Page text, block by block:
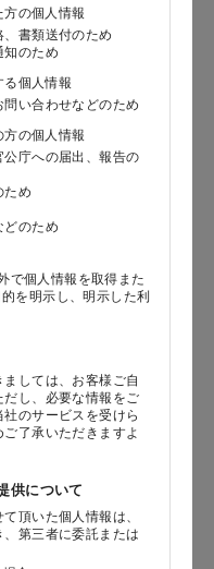
の個人情報
、書類送付のため
知のため
個人情報
問い合わせなどのため
の個人情報
公庁への届出、報告の
ため
どのため
で個人情報を取得また
を明示し、明示した利
しては、お客様ご自
し、必要な情報をご
のサービスを受けら
了承いただきますよ
供について
頂いた個人情報は、
第三者に委託または
shops